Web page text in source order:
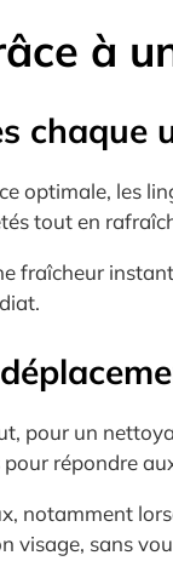
à
chaque
optimale, les
tout en
pour un
répondre
visage, sans